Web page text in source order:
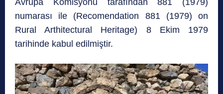
Avrupa Komisyonu tarafından 881 (1979)
numarası ile (Recomendation 881 (1979) on
Rural Arthitectural Heritage) 8 Ekim 1979
tarihinde kabul edilmiştir.